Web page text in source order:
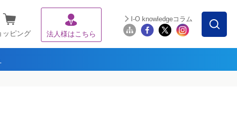
ッピング 法人様はこちら
I-O knowledgeコラム